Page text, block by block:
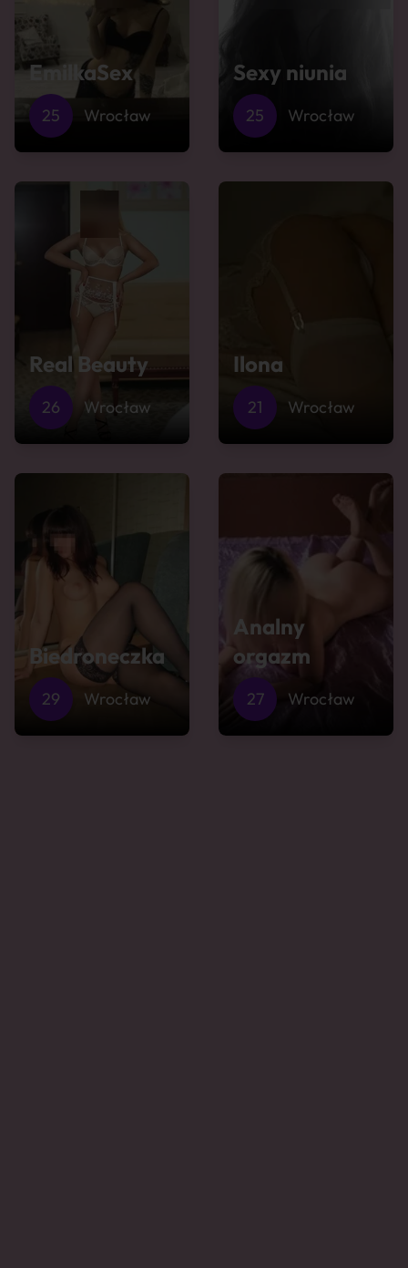
EmilkaSex
25 Wrocław
Sexy niunia
25 Wrocław
Real Beauty
26 Wrocław
Ilona
21 Wrocław
Biedroneczka
29 Wrocław
Analny
orgazm
27 Wrocław